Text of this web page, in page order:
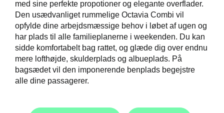
med sine perfekte propotioner og elegante overflader.
Den usædvanliget rummelige Octavia Combi vil
opfylde dine arbejdsmæssige behov i løbet af ugen og
har plads til alle familieplanerne i weekenden. Du kan
sidde komfortabelt bag rattet, og glæde dig over endnu
mere lofthøjde, skulderplads og albueplads. På
bagsædet vil den imponerende benplads begejstre
alle dine passagerer.